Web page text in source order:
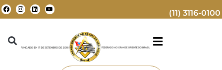
(11) 3116-0100